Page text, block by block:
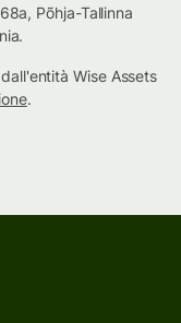
Põhja-Tallinna
Wise Assets
.